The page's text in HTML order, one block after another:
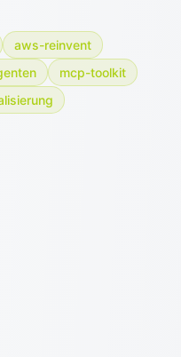
aws-reinvent
mcp-toolkit